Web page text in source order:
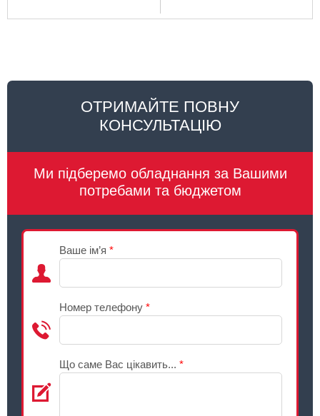
ОТРИМАЙТЕ ПОВНУ
КОНСУЛЬТАЦІЮ
Ми підберемо обладнання за Вашими
потребами та бюджетом
Ваше ім’я *
Номер телефону *
Що саме Вас цікавить... *